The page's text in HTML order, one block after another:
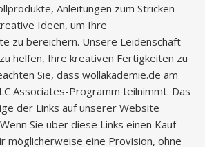
Anleitungen zum Stricken
Ideen, um Ihre
zu bereichern. Unsere Leidenschaft
helfen, Ihre kreativen Fertigkeiten zu
Sie, dass wollakademie.de am
Associates-Programm teilnimmt. Das
der Links auf unserer Website
Sie über diese Links einen Kauf
möglicherweise eine Provision, ohne